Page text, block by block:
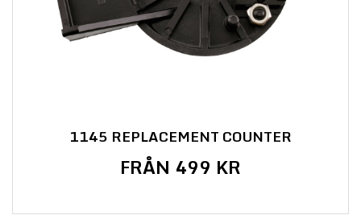
1145 REPLACEMENT COUNTER
FRÅN 499 KR